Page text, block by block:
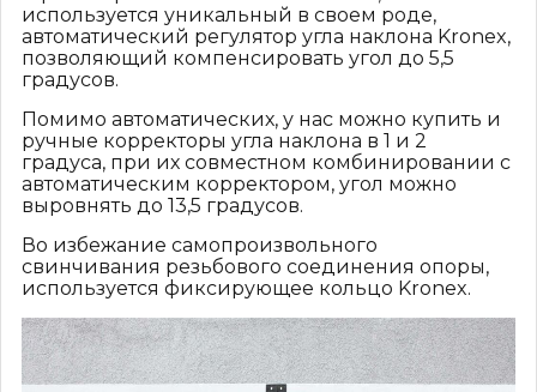
используется уникальный в своем роде,
автоматический регулятор угла наклона Kronex,
позволяющий компенсировать угол до 5,5
градусов.
Помимо автоматических, у нас можно купить и
ручные корректоры угла наклона в 1 и 2
градуса, при их совместном комбинировании с
автоматическим корректором, угол можно
выровнять до 13,5 градусов.
Во избежание самопроизвольного
свинчивания резьбового соединения опоры,
используется фиксирующее кольцо Kronex.